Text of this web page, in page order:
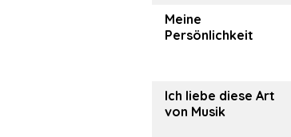
Meine
Persönlichkeit
Ich liebe diese Art
von Musik